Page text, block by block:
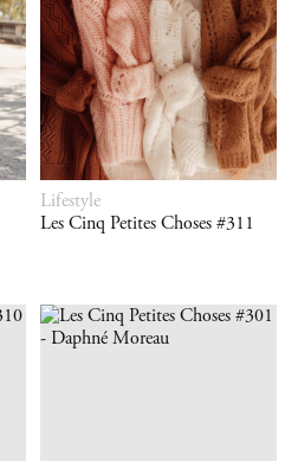
Lifestyle
Les Cinq Petites Choses #311